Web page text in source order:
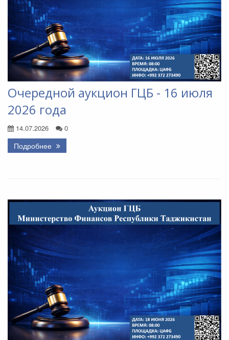
Очередной аукцион ГЦБ - 16 июля
2026 года
14.07.2026 0
Подробнее